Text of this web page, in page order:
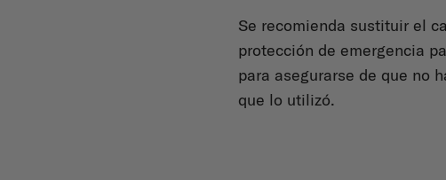
Se recomienda sustituir el
protección de emergencia
para asegurarse de que no
que lo utilizó.